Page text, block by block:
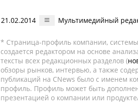
21.02.2014 Мультимедийный
* Страница-профиль компании, системы
создается редактором на основе
тексты всех редакционных разделов (
обзоры рынков, интервью, а также
публикаций на CNews было с именем
профиль. Профиль может быть
презентацией о компании или